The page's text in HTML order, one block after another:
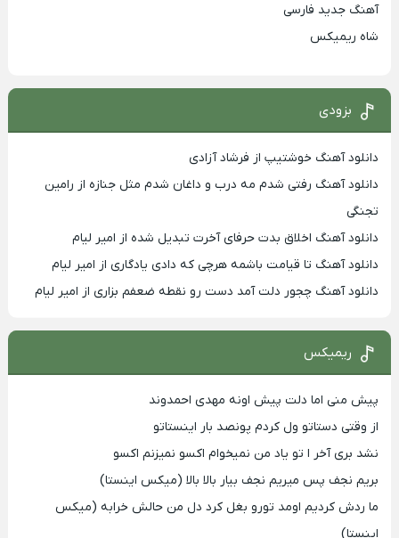
آهنگ جدید فارسی
شاه ریمیکس
بزودی
دانلود آهنگ خوشتیپ از فرشاد آزادی
دانلود آهنگ رفتی شدم مه درب و داغان شدم مثل جنازه از رامین
تجنگی
دانلود آهنگ اخلاق بدت حرفای آخرت تبدیل شده از امیر لیام
دانلود آهنگ تا قیامت باشمه هرچی که دادی یادگاری از امیر لیام
دانلود آهنگ چجور دلت آمد دست رو نقطه ضعفم بزاری از امیر لیام
ریمیکس
پیش منی اما دلت پیش اونه مهدی احمدوند
از وقتی دستاتو ول کردم پونصد بار اینستاتو
نشد بری آخر ا تو یاد من نمیخوام اکسو نمیزنم اکسو
بریم نجف پس میریم نجف بیار بالا بالا (میکس اینستا)
ما ردش کردیم اومد تورو بغل کرد دل من حالش خرابه (میکس
اینستا)